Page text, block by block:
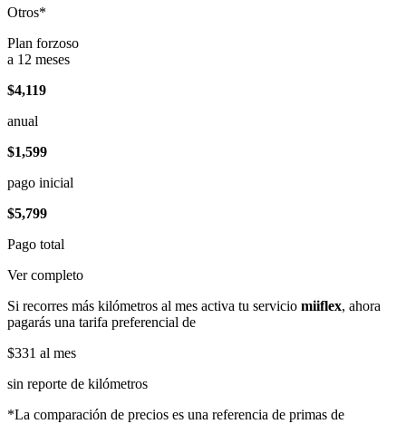
Otros*
Plan forzoso
a 12 meses
$4,119
anual
$1,599
pago inicial
$5,799
Pago total
Ver completo
Si recorres más kilómetros al mes activa tu servicio miiflex, ahora
pagarás una tarifa preferencial de
$331 al mes
sin reporte de kilómetros
*La comparación de precios es una referencia de primas de